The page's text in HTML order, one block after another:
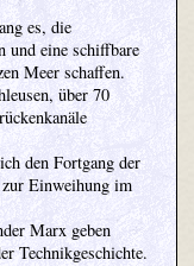
es, die
und eine schiffbare
Meer schaffen.
über 70
den Fortgang der
zur Einweihung im
Marx geben
Technikgeschichte.